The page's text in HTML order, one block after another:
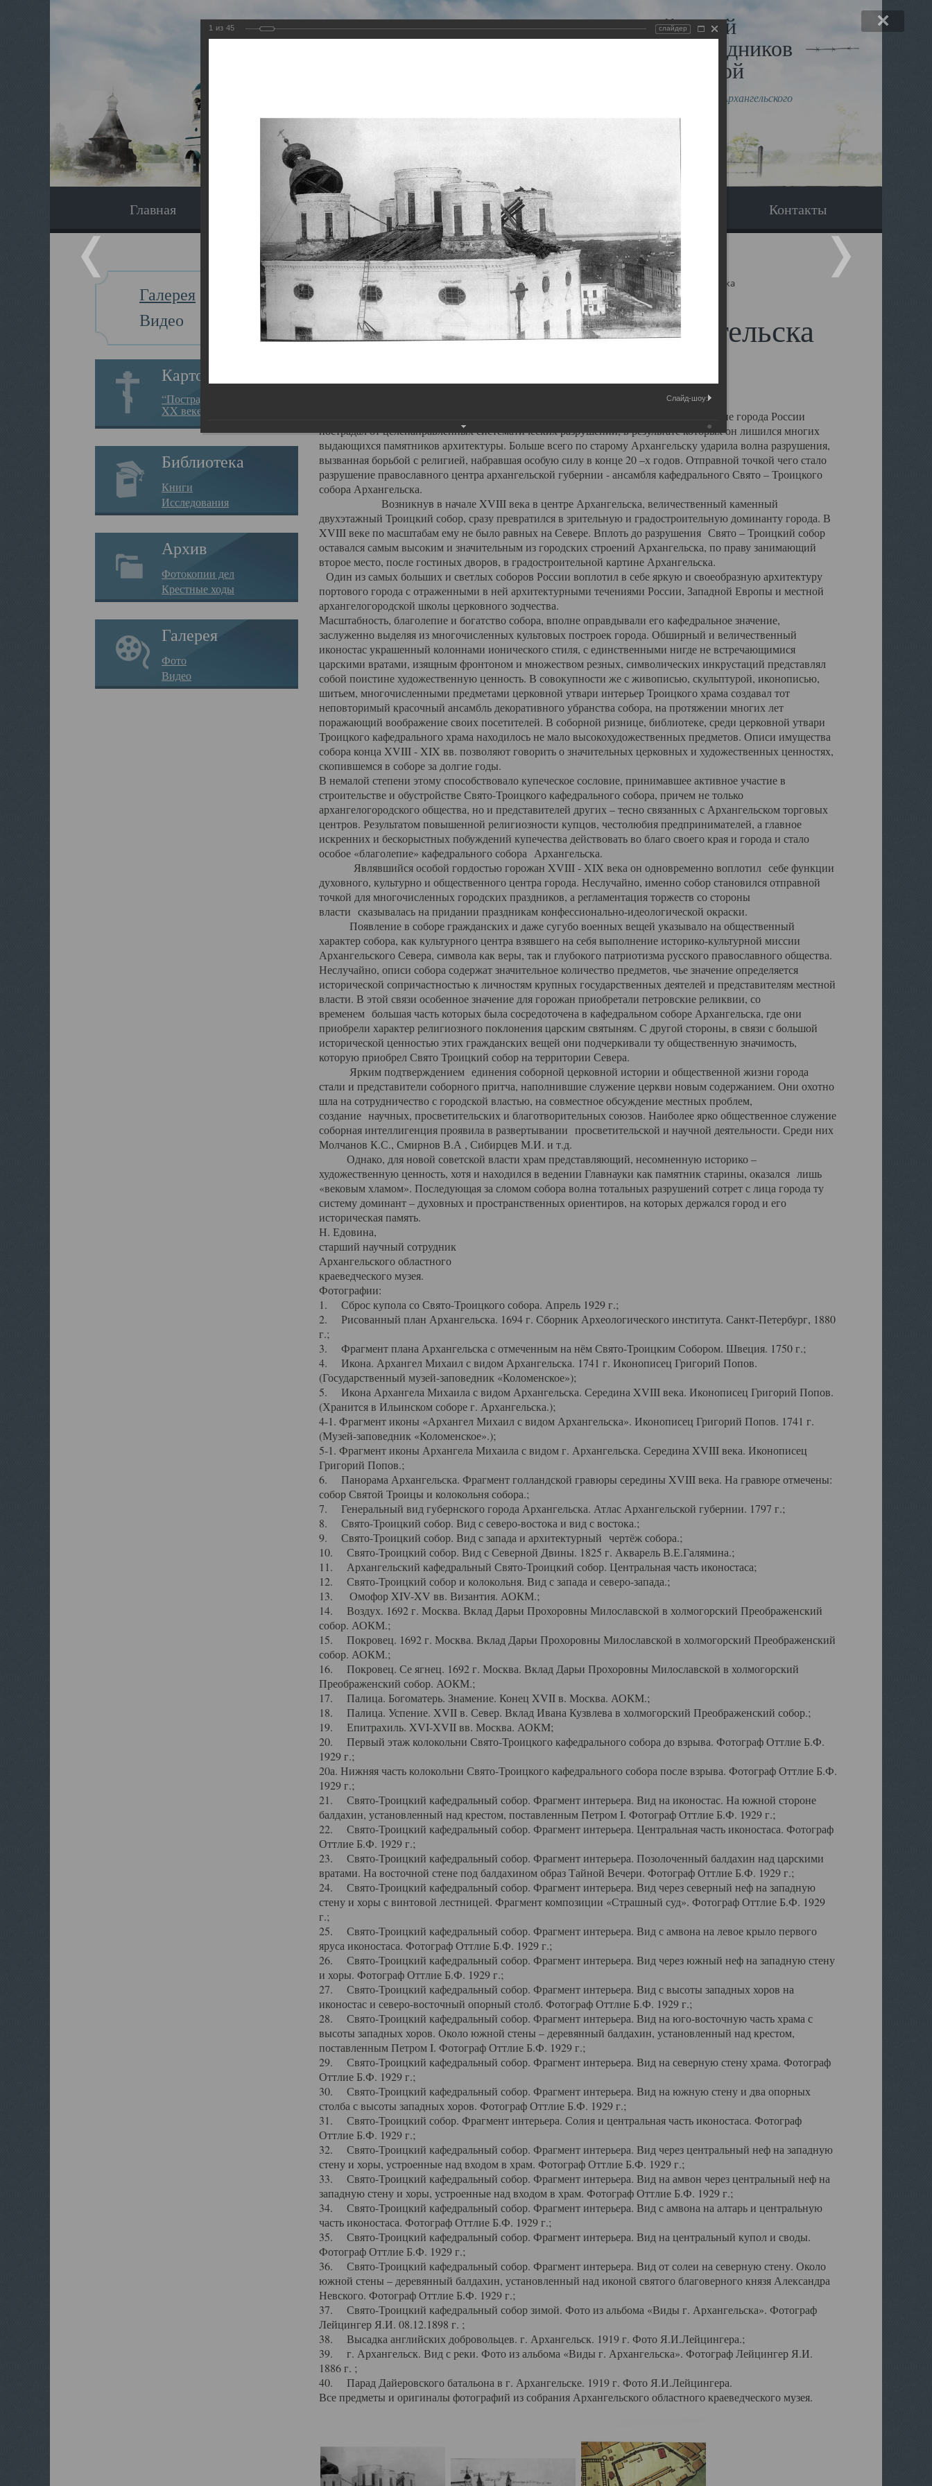
Виртуальный музей
Новомучеников и исповедников
Земли Архангельской
Сайт создан по благословлению митрополита Архангельского
Главная Экскурсия Наследники Галерея Вопрос-ответ Контакты
Галерея
Видео
Картотека
“Пострадавшие за веру в
XX веке на Севере”
Библиотека
Книги
Исследования
Архив
Фотокопии дел
Крестные ходы
Галерея
Фото
Видео
Главная Галерея Храмы-мученики Архангельска Свято-Троицкий собор Архангельска
Свято-Троицкий собор Архангельска
Свято-Троицкий собор Архангельска
Сегодня мы можем говорить, что Архангельск в большей мере, чем другие губернские города России
пострадал от целенаправленных систематических разрушений, в результате которых он лишился многих
выдающихся памятников архитектуры. Больше всего по старому Архангельску ударила волна разрушения,
вызванная борьбой с религией, набравшая особую силу в конце 20 –х годов. Отправной точкой чего стало
разрушение православного центра архангельской губернии - ансамбля кафедрального Свято – Троицкого
собора Архангельска.
Возникнув в начале XVIII века в центре Архангельска, величественный каменный
двухэтажный Троицкий собор, сразу превратился в зрительную и градостроительную доминанту города. В
XVIII веке по масштабам ему не было равных на Севере. Вплоть до разрушения Свято – Троицкий собор
оставался самым высоким и значительным из городских строений Архангельска, по праву занимающий
второе место, после гостиных дворов, в градостроительной картине Архангельска.
Один из самых больших и светлых соборов России воплотил в себе яркую и своеобразную архитектуру
портового города с отраженными в ней архитектурными течениями России, Западной Европы и местной
архангелогородской школы церковного зодчества.
Масштабность, благолепие и богатство собора, вполне оправдывали его кафедральное значение,
заслуженно выделяя из многочисленных культовых построек города. Обширный и величественный
иконостас украшенный колоннами ионического стиля, с единственными нигде не встречающимися
царскими вратами, изящным фронтоном и множеством резных, символических инкрустаций представлял
собой поистине художественную ценность. В совокупности же с живописью, скульптурой, иконописью,
шитьем, многочисленными предметами церковной утвари интерьер Троицкого храма создавал тот
неповторимый красочный ансамбль декоративного убранства собора, на протяжении многих лет
поражающий воображение своих посетителей. В соборной ризнице, библиотеке, среди церковной утвари
Троицкого кафедрального храма находилось не мало высокохудожественных предметов. Описи имущества
собора конца XVIII - XIX вв. позволяют говорить о значительных церковных и художественных ценностях,
скопившемся в соборе за долгие годы.
В немалой степени этому способствовало купеческое сословие, принимавшее активное участие в
строительстве и обустройстве Свято-Троицкого кафедрального собора, причем не только
архангелогородского общества, но и представителей других – тесно связанных с Архангельском торговых
центров. Результатом повышенной религиозности купцов, честолюбия предпринимателей, а главное
искренних и бескорыстных побуждений купечества действовать во благо своего края и города и стало
особое «благолепие» кафедрального собора Архангельска.
Являвшийся особой гордостью горожан XVIII - XIX века он одновременно воплотил себе функции
духовного, культурно и общественного центра города. Неслучайно, именно собор становился отправной
точкой для многочисленных городских праздников, а регламентация торжеств со стороны
власти сказывалась на придании праздникам конфессионально-идеологической окраски.
Появление в соборе гражданских и даже сугубо военных вещей указывало на общественный
характер собора, как культурного центра взявшего на себя выполнение историко-культурной миссии
Архангельского Севера, символа как веры, так и глубокого патриотизма русского православного общества.
Неслучайно, описи собора содержат значительное количество предметов, чье значение определяется
исторической сопричастностью к личностям крупных государственных деятелей и представителям местной
власти. В этой связи особенное значение для горожан приобретали петровские реликвии, со
временем большая часть которых была сосредоточена в кафедральном соборе Архангельска, где они
приобрели характер религиозного поклонения царским святыням. С другой стороны, в связи с большой
исторической ценностью этих гражданских вещей они подчеркивали ту общественную значимость,
которую приобрел Свято Троицкий собор на территории Севера.
Ярким подтверждением единения соборной церковной истории и общественной жизни города
стали и представители соборного притча, наполнившие служение церкви новым содержанием. Они охотно
шла на сотрудничество с городской властью, на совместное обсуждение местных проблем,
создание научных, просветительских и благотворительных союзов. Наиболее ярко общественное служение
соборная интеллигенция проявила в развертывании просветительской и научной деятельности. Среди них
Молчанов К.С., Смирнов В.А , Сибирцев М.И. и т.д.
Однако, для новой советской власти храм представляющий, несомненную историко –
художественную ценность, хотя и находился в ведении Главнауки как памятник старины, оказался лишь
«вековым хламом». Последующая за сломом собора волна тотальных разрушений сотрет с лица города ту
систему доминант – духовных и пространственных ориентиров, на которых держался город и его
историческая память.
Н. Едовина,
старший научный сотрудник
Архангельского областного
краеведческого музея.
Фотографии:
1. Сброс купола со Свято-Троицкого собора. Апрель 1929 г.;
2. Рисованный план Архангельска. 1694 г. Сборник Археологического института. Санкт-Петербург, 1880
г.;
3. Фрагмент плана Архангельска с отмеченным на нём Свято-Троицким Собором. Швеция. 1750 г.;
4. Икона. Архангел Михаил с видом Архангельска. 1741 г. Иконописец Григорий Попов.
(Государственный музей-заповедник «Коломенское»);
5. Икона Архангела Михаила с видом Архангельска. Середина XVIII века. Иконописец Григорий Попов.
(Хранится в Ильинском соборе г. Архангельска.);
4-1. Фрагмент иконы «Архангел Михаил с видом Архангельска». Иконописец Григорий Попов. 1741 г.
(Музей-заповедник «Коломенское».);
5-1. Фрагмент иконы Архангела Михаила с видом г. Архангельска. Середина XVIII века. Иконописец
Григорий Попов.;
6. Панорама Архангельска. Фрагмент голландской гравюры середины XVIII века. На гравюре отмечены:
собор Святой Троицы и колокольня собора.;
7. Генеральный вид губернского города Архангельска. Атлас Архангельской губернии. 1797 г.;
8. Свято-Троицкий собор. Вид с северо-востока и вид с востока.;
9. Свято-Троицкий собор. Вид с запада и архитектурный чертёж собора.;
10. Свято-Троицкий собор. Вид с Северной Двины. 1825 г. Акварель В.Е.Галямина.;
11. Архангельский кафедральный Свято-Троицкий собор. Центральная часть иконостаса;
12. Свято-Троицкий собор и колокольня. Вид с запада и северо-запада.;
13. Омофор XIV-XV вв. Византия. АОКМ.;
14. Воздух. 1692 г. Москва. Вклад Дарьи Прохоровны Милославской в холмогорский Преображенский
собор. АОКМ.;
15. Покровец. 1692 г. Москва. Вклад Дарьи Прохоровны Милославской в холмогорский Преображенский
собор. АОКМ.;
16. Покровец. Се ягнец. 1692 г. Москва. Вклад Дарьи Прохоровны Милославской в холмогорский
Преображенский собор. АОКМ.;
17. Палица. Богоматерь. Знамение. Конец XVII в. Москва. АОКМ.;
18. Палица. Успение. XVII в. Север. Вклад Ивана Кузвлева в холмогорский Преображенский собор.;
19. Епитрахиль. XVI-XVII вв. Москва. АОКМ;
20. Первый этаж колокольни Свято-Троицкого кафедрального собора до взрыва. Фотограф Оттлие Б.Ф.
1929 г.;
20а. Нижняя часть колокольни Свято-Троицкого кафедрального собора после взрыва. Фотограф Оттлие Б.Ф.
1929 г.;
21. Свято-Троицкий кафедральный собор. Фрагмент интерьера. Вид на иконостас. На южной стороне
балдахин, установленный над крестом, поставленным Петром I. Фотограф Оттлие Б.Ф. 1929 г.;
22. Свято-Троицкий кафедральный собор. Фрагмент интерьера. Центральная часть иконостаса. Фотограф
Оттлие Б.Ф. 1929 г.;
23. Свято-Троицкий кафедральный собор. Фрагмент интерьера. Позолоченный балдахин над царскими
вратами. На восточной стене под балдахином образ Тайной Вечери. Фотограф Оттлие Б.Ф. 1929 г.;
24. Свято-Троицкий кафедральный собор. Фрагмент интерьера. Вид через северный неф на западную
стену и хоры с винтовой лестницей. Фрагмент композиции «Страшный суд». Фотограф Оттлие Б.Ф. 1929
г.;
25. Свято-Троицкий кафедральный собор. Фрагмент интерьера. Вид с амвона на левое крыло первого
яруса иконостаса. Фотограф Оттлие Б.Ф. 1929 г.;
26. Свято-Троицкий кафедральный собор. Фрагмент интерьера. Вид через южный неф на западную стену
и хоры. Фотограф Оттлие Б.Ф. 1929 г.;
27. Свято-Троицкий кафедральный собор. Фрагмент интерьера. Вид с высоты западных хоров на
иконостас и северо-восточный опорный столб. Фотограф Оттлие Б.Ф. 1929 г.;
28. Свято-Троицкий кафедральный собор. Фрагмент интерьера. Вид на юго-восточную часть храма с
высоты западных хоров. Около южной стены – деревянный балдахин, установленный над крестом,
поставленным Петром I. Фотограф Оттлие Б.Ф. 1929 г.;
29. Свято-Троицкий кафедральный собор. Фрагмент интерьера. Вид на северную стену храма. Фотограф
Оттлие Б.Ф. 1929 г.;
30. Свято-Троицкий кафедральный собор. Фрагмент интерьера. Вид на южную стену и два опорных
столба с высоты западных хоров. Фотограф Оттлие Б.Ф. 1929 г.;
31. Свято-Троицкий собор. Фрагмент интерьера. Солия и центральная часть иконостаса. Фотограф
Оттлие Б.Ф. 1929 г.;
32. Свято-Троицкий кафедральный собор. Фрагмент интерьера. Вид через центральный неф на западную
стену и хоры, устроенные над входом в храм. Фотограф Оттлие Б.Ф. 1929 г.;
33. Свято-Троицкий кафедральный собор. Фрагмент интерьера. Вид на амвон через центральный неф на
западную стену и хоры, устроенные над входом в храм. Фотограф Оттлие Б.Ф. 1929 г.;
34. Свято-Троицкий кафедральный собор. Фрагмент интерьера. Вид с амвона на алтарь и центральную
часть иконостаса. Фотограф Оттлие Б.Ф. 1929 г.;
35. Свято-Троицкий кафедральный собор. Фрагмент интерьера. Вид на центральный купол и своды.
Фотограф Оттлие Б.Ф. 1929 г.;
36. Свято-Троицкий кафедральный собор. Фрагмент интерьера. Вид от солеи на северную стену. Около
южной стены – деревянный балдахин, установленный над иконой святого благоверного князя Александра
Невского. Фотограф Оттлие Б.Ф. 1929 г.;
37. Свято-Троицкий кафедральный собор зимой. Фото из альбома «Виды г. Архангельска». Фотограф
Лейцингер Я.И. 08.12.1898 г. ;
38. Высадка английских добровольцев. г. Архангельск. 1919 г. Фото Я.И.Лейцингера.;
39. г. Архангельск. Вид с реки. Фото из альбома «Виды г. Архангельска». Фотограф Лейцингер Я.И.
1886 г. ;
40. Парад Дайеровского батальона в г. Архангельске. 1919 г. Фото Я.И.Лейцингера.
Все предметы и оригиналы фотографий из собрания Архангельского областного краеведческого музея.
1 из 45 слайдер
Слайд-шоу: